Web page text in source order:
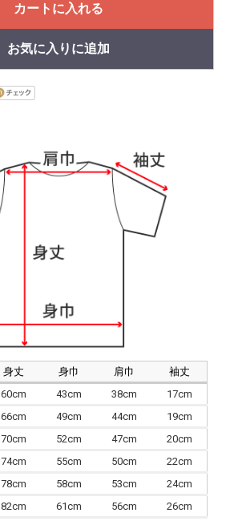
カートに入れる
お気に入りに追加
身丈 身巾 肩巾
袖丈
60cm 43cm 38cm
17cm
66cm 49cm 44cm
19cm
70cm 52cm 47cm
20cm
74cm 55cm 50cm
22cm
78cm 58cm 53cm
24cm
82cm 61cm 56cm 26cm